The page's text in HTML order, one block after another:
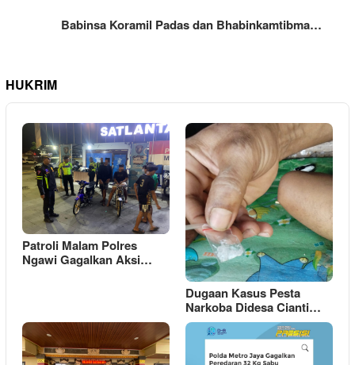
Babinsa Koramil Padas dan Bhabinkamtibma…
HUKRIM
Patroli Malam Polres
Ngawi Gagalkan Aksi…
Dugaan Kasus Pesta
Narkoba Didesa Cianti…